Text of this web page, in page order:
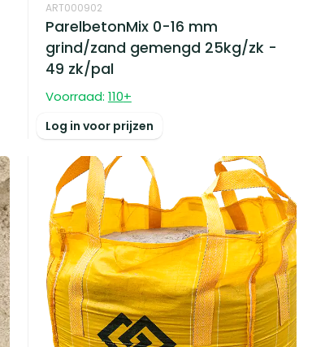
ART000902
ParelbetonMix 0-16 mm
grind/zand gemengd 25kg/zk -
49 zk/pal
Voorraad: 110+
Log in voor prijzen